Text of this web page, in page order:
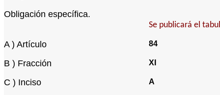
Obligación específica.
Se publicará el
A ) Artículo 84
B ) Fracción XI
C ) Inciso A